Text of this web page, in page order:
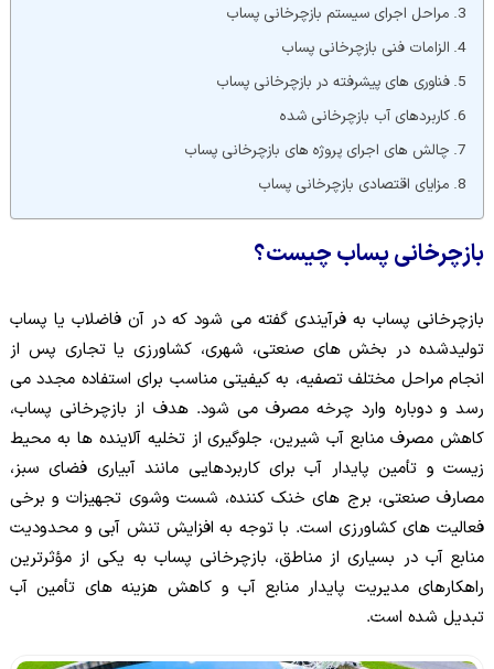
مراحل اجرای سیستم بازچرخانی پساب
الزامات فنی بازچرخانی پساب
فناوری های پیشرفته در بازچرخانی پساب
کاربردهای آب بازچرخانی شده
چالش های اجرای پروژه های بازچرخانی پساب
مزایای اقتصادی بازچرخانی پساب
بازچرخانی پساب چیست؟
بازچرخانی پساب به فرآیندی گفته می شود که در آن فاضلاب یا پساب
تولیدشده در بخش های صنعتی، شهری، کشاورزی یا تجاری پس از
انجام مراحل مختلف تصفیه، به کیفیتی مناسب برای استفاده مجدد می
رسد و دوباره وارد چرخه مصرف می شود. هدف از بازچرخانی پساب،
کاهش مصرف منابع آب شیرین، جلوگیری از تخلیه آلاینده ها به محیط
زیست و تأمین پایدار آب برای کاربردهایی مانند آبیاری فضای سبز،
مصارف صنعتی، برج های خنک کننده، شست وشوی تجهیزات و برخی
فعالیت های کشاورزی است. با توجه به افزایش تنش آبی و محدودیت
منابع آب در بسیاری از مناطق، بازچرخانی پساب به یکی از مؤثرترین
راهکارهای مدیریت پایدار منابع آب و کاهش هزینه های تأمین آب
تبدیل شده است.